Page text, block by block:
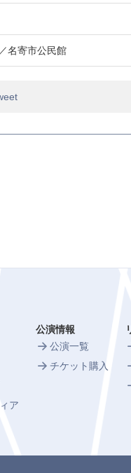
名寄市公民館
ア
公演情報
公演一覧
チケット購入